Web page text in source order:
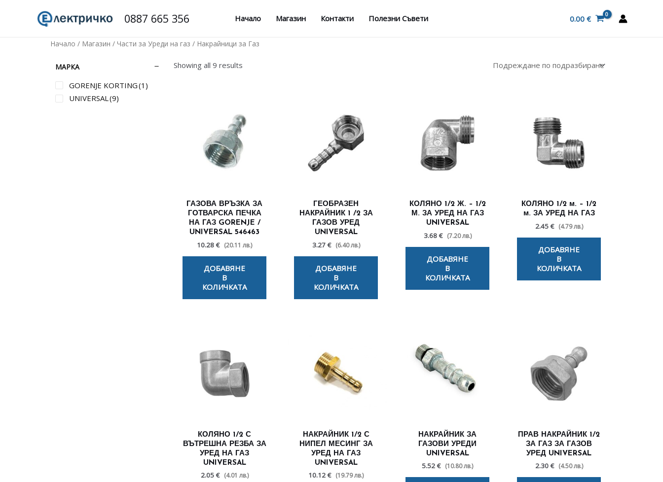
0887 665 356 Начало Магазин Контакти Полезни Съвети 0.00 €
Начало / Магазин / Части за Уреди на газ / Накрайници за Газ
МАРКА
GORENJE KORTING(1)
UNIVERSAL(9)
Showing all 9 results
ГАЗОВА ВРЪЗКА ЗА
ГОТВАРСКА ПЕЧКА
НА ГАЗ GORENJE /
UNIVERSAL 546463
10.28 € (20.11 лв.)
ДОБАВЯНЕ
В
КОЛИЧКАТА
ГЕОБРАЗЕН
НАКРАЙНИК 1 /2 ЗА
ГАЗОВ УРЕД
UNIVERSAL
3.27 € (6.40 лв.)
ДОБАВЯНЕ
В
КОЛИЧКАТА
КОЛЯНО 1/2 Ж. – 1/2
М. ЗА УРЕД НА ГАЗ
UNIVERSAL
3.68 € (7.20 лв.)
ДОБАВЯНЕ
В
КОЛИЧКАТА
КОЛЯНО 1/2 м. – 1/2
м. ЗА УРЕД НА ГАЗ
2.45 € (4.79 лв.)
ДОБАВЯНЕ
В
КОЛИЧКАТА
КОЛЯНО 1/2 С
ВЪТРЕШНА РЕЗБА ЗА
УРЕД НА ГАЗ
UNIVERSAL
2.05 € (4.01 лв.)
НАКРАЙНИК 1/2 С
НИПЕЛ МЕСИНГ ЗА
УРЕД НА ГАЗ
UNIVERSAL
10.12 € (19.79 лв.)
НАКРАЙНИК ЗА
ГАЗОВИ УРЕДИ
UNIVERSAL
5.52 € (10.80 лв.)
ПРАВ НАКРАЙНИК 1/2
ЗА ГАЗ ЗА ГАЗОВ
УРЕД UNIVERSAL
2.30 € (4.50 лв.)